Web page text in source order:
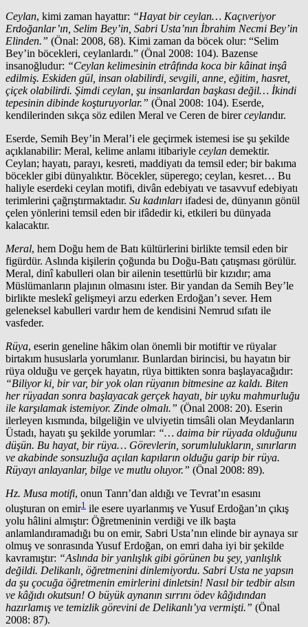
Ceylan, kimi zaman hayattır: “Hayat bir ceylan… Kaçıveriyor
Erdoğanlar’ın, Selim Bey’in, Sabri Usta’nın İbrahim Necmi Bey’in
Elinden.” (Önal: 2008, 68). Kimi zaman da böcek olur: “Selim
Bey’in böcekleri, ceylanlardı.” (Önal 2008: 104). Bazense
insanoğludur: “Ceylan kelimesinin etrâfında koca bir kâinat inşâ
edilmiş. Eskiden gül, insan olabilirdi, sevgili, anne, eğitim, hasret,
çiçek olabilirdi. Şimdi ceylan, şu insanlardan başkası değil… İkindi
tepesinin dibinde koşturuyorlar.” (Önal 2008: 104). Eserde,
kendilerinden sıkça söz edilen Meral ve Ceren de birerceylandır.
Eserde, Semih Bey’in Meral’i ele geçirmek istemesi ise şu şekilde
açıklanabilir: Meral, kelime anlamı itibariyle ceylan demektir.
Ceylan; hayatı, parayı, kesreti, maddiyatı da temsil eder; bir bakıma
böcekler gibi dünyalıktır. Böcekler, süperego; ceylan, kesret… Bu
haliyle eserdeki ceylan motifi, divân edebiyatı ve tasavvuf edebiyatı
terimlerini çağrıştırmaktadır. Su kadınları ifadesi de, dünyanın gönül
çelen yönlerini temsil eden bir ifâdedir ki, etkileri bu dünyada
kalacaktır.
Meral, hem Doğu hem de Batı kültürlerini birlikte temsil eden bir
figürdür. Aslında kişilerin çoğunda bu Doğu-Batı çatışması görülür.
Meral, dinî kabulleri olan bir ailenin tesettürlü bir kızıdır; ama
Müslümanların plajının olmasını ister. Bir yandan da Semih Bey’le
birlikte meslekî gelişmeyi arzu ederken Erdoğan’ı sever. Hem
geleneksel kabulleri vardır hem de kendisini Nemrud sıfatı ile
vasfeder.
Rüya, eserin geneline hâkim olan önemli bir motiftir ve rüyalar
birtakım hususlarla yorumlanır. Bunlardan birincisi, bu hayatın bir
rüya olduğu ve gerçek hayatın, rüya bittikten sonra başlayacağıdır:
“Biliyor ki, bir var, bir yok olan rüyanın bitmesine az kaldı. Biten
her rüyadan sonra başlayacak gerçek hayatı, bir uyku mahmurluğu
ile karşılamak istemiyor. Zinde olmalı.” (Önal 2008: 20). Eserin
ilerleyen kısmında, bilgeliğin ve ulviyetin timsâli olan Meydanların
Üstadı, hayatı şu şekilde yorumlar: “… daima bir rüyada olduğunu
düşün. Bu hayat, bir rüya… Görevlerin, sorumlulukların, sınırların
ve akabinde sonsuzluğa açılan kapıların olduğu garip bir rüya.
Rüyayı anlayanlar, bilge ve mutlu oluyor.” (Önal 2008: 89).
Hz. Musa motifi, onun Tanrı’dan aldığı ve Tevrat’ın esasını
oluşturan on emir1 ile esere uyarlanmış ve Yusuf Erdoğan’ın çıkış
yolu hâlini almıştır: Öğretmeninin verdiği ve ilk başta
anlamlandıramadığı bu on emir, Sabri Usta’nın elinde bir aynaya sır
olmuş ve sonrasında Yusuf Erdoğan, on emri daha iyi bir şekilde
kavramıştır: “Aslında bir yanlışlık gibi görünen bu şey, yanlışlık
değildi. Delikanlı, öğretmenini dinlemiyordu. Sabri Usta ne yapsın
da şu çocuğa öğretmenin emirlerini dinletsin! Nasıl bir tedbir alsın
ve kâğıdı okutsun! O büyük aynanın sırrını ödev kâğıdından
hazırlamış ve temizlik görevini de Delikanlı’ya vermişti.” (Önal
2008: 87).